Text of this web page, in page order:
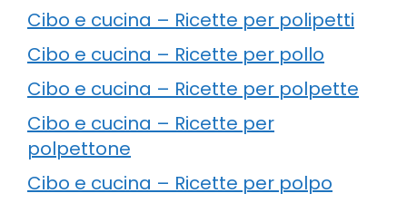
Cibo e cucina – Ricette per polipetti
Cibo e cucina – Ricette per pollo
Cibo e cucina – Ricette per polpette
Cibo e cucina – Ricette per
polpettone
Cibo e cucina – Ricette per polpo